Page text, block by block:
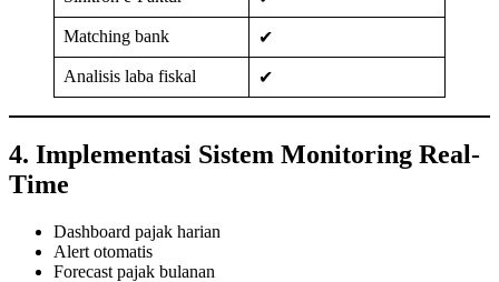
Matching bank ✔
Analisis laba fiskal ✔
4. Implementasi Sistem Monitoring Real-
Time
Dashboard pajak harian
Alert otomatis
Forecast pajak bulanan